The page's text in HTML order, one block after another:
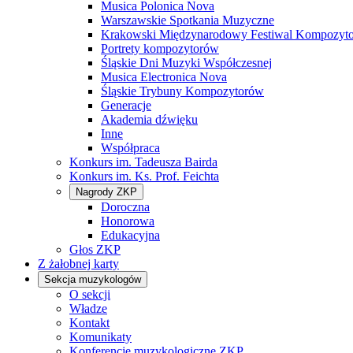
Musica Polonica Nova
Warszawskie Spotkania Muzyczne
Krakowski Międzynarodowy Festiwal
Portrety kompozytorów
Śląskie Dni Muzyki Współczesnej
Musica Electronica Nova
Śląskie Trybuny Kompozytorów
Generacje
Akademia dźwięku
Inne
Współpraca
Konkurs im. Tadeusza Bairda
Konkurs im. Ks. Prof. Feichta
Nagrody ZKP
Doroczna
Honorowa
Edukacyjna
Głos ZKP
Z żałobnej karty
Sekcja muzykologów
O sekcji
Władze
Kontakt
Komunikaty